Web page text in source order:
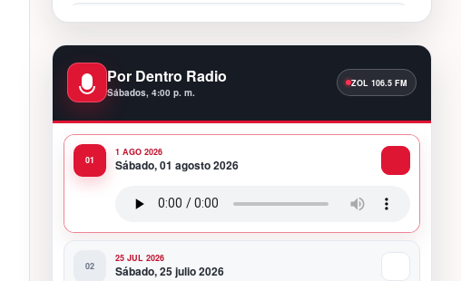
10:16 PM
Santiago
Premios a la Moda Dominicana celebró su
quinta edición en el Teatro Nacional
Presidente Abinader viaja a Colombia para
Por Dentro Radio
Sábados, 4:00 p. m.
1 AGO 2026
Sábado, 01 agosto 2026
25 JUL 2026
Sábado, 25 julio 2026